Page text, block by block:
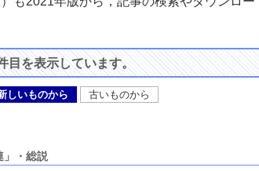
目を表示しています。
しいものから 古いものから
」・総説